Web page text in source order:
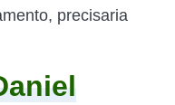
precisaria